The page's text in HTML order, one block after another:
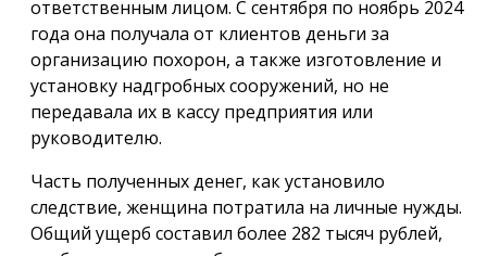
ответственным лицом. С сентября по ноябрь 2024
года она получала от клиентов деньги за
организацию похорон, а также изготовление и
установку надгробных сооружений, но не
передавала их в кассу предприятия или
руководителю.
Часть полученных денег, как установило
следствие, женщина потратила на личные нужды.
Общий ущерб составил более 282 тысяч рублей,